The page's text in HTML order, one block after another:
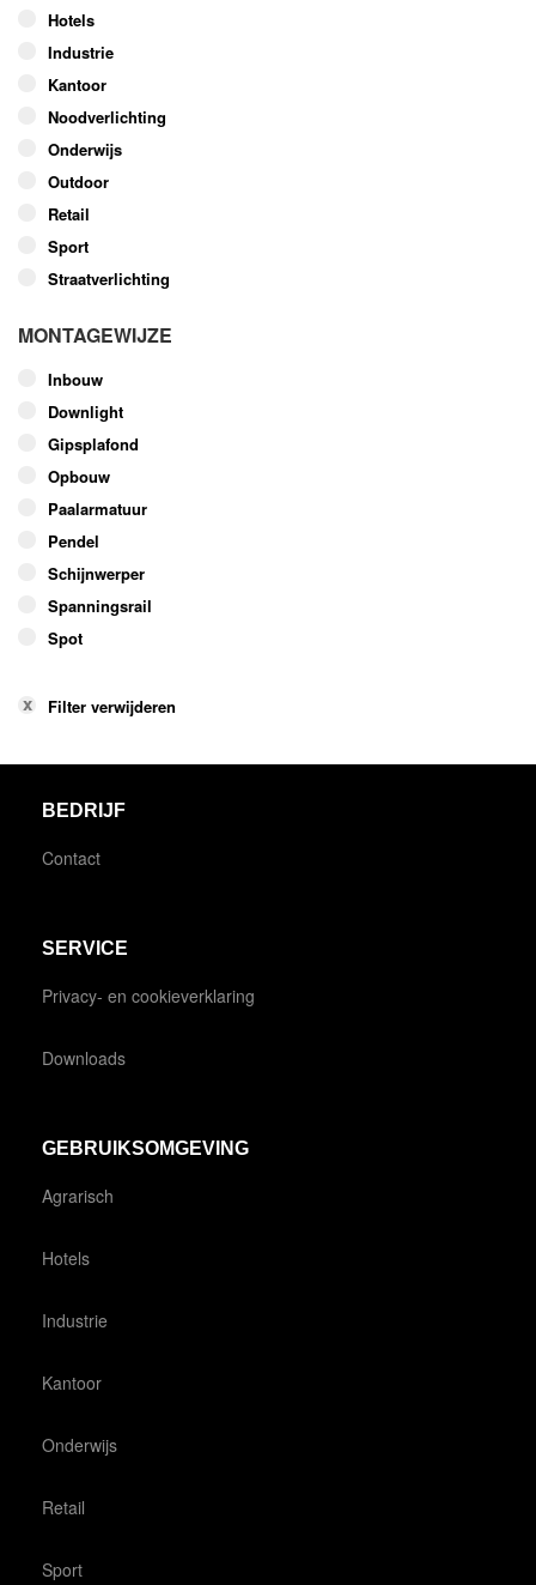
de
productpagina
Hotels
Industrie
Kantoor
Noodverlichting
Onderwijs
Outdoor
Retail
Sport
Straatverlichting
MONTAGEWIJZE
Inbouw
Downlight
Gipsplafond
Opbouw
Paalarmatuur
Pendel
Schijnwerper
Spanningsrail
Spot
Filter verwijderen
BEDRIJF
Contact
SERVICE
Privacy- en cookieverklaring
Downloads
GEBRUIKSOMGEVING
Agrarisch
Hotels
Industrie
Kantoor
Onderwijs
Retail
Sport